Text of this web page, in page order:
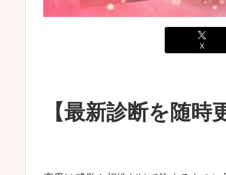
X
【最新診断を随時